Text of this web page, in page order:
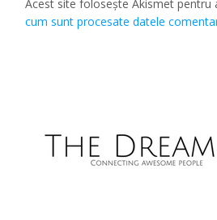
Acest site folosește Akismet pentru
cum sunt procesate datele